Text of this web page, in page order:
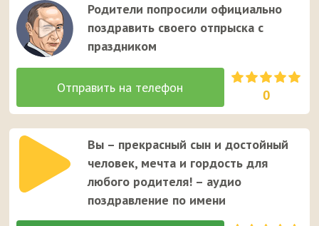
Родители попросили официально
поздравить своего отпрыска с
праздником
0
Вы – прекрасный сын и достойный
человек, мечта и гордость для
любого родителя! – аудио
поздравление по имени